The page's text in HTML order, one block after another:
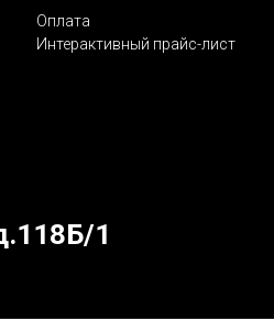
Оплата
Интерактивный прайс-лист
1